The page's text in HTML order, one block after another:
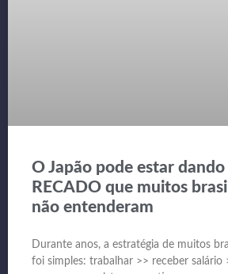
O Japão pode estar dando
RECADO que muitos
não entenderam
Durante anos, a estratégia de muitos
foi simples: trabalhar >> receber salário